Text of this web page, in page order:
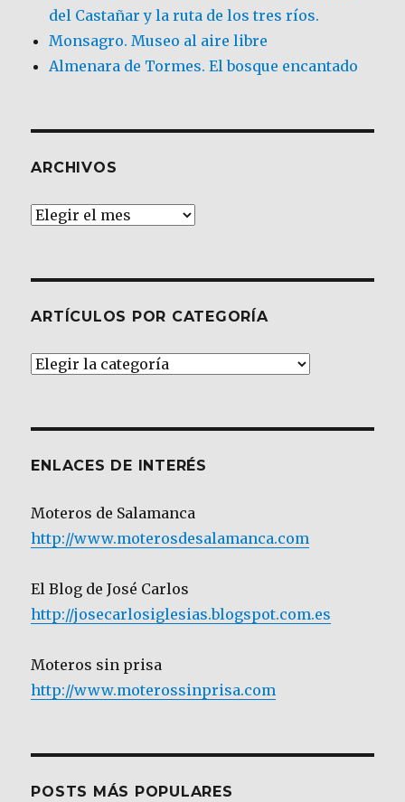
del Castañar y la ruta de los tres ríos.
Monsagro. Museo al aire libre
Almenara de Tormes. El bosque encantado
ARCHIVOS
Archivos
ARTÍCULOS POR CATEGORÍA
Artículos
ENLACES DE INTERÉS
Moteros de Salamanca
http://www.moterosdesalamanca.com
El Blog de José Carlos
http://josecarlosiglesias.blogspot.com.es
Moteros sin prisa
http://www.moterossinprisa.com
POSTS MÁS POPULARES